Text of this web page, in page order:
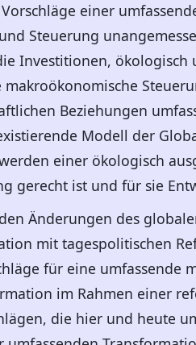
einer
Steuerung
Investitionen,
Beziehungen
Modell der
einer ökologisch
gerecht ist und für sie
Änderungen des
mit tagespolitischen
für eine umfassende
im Rahmen einer
die hier und heute